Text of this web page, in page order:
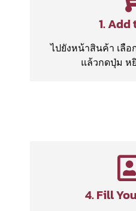
1. Add
ไปยังหน้าสินค้า เลื
แล้วกดปุ่ม ห
4. Fill